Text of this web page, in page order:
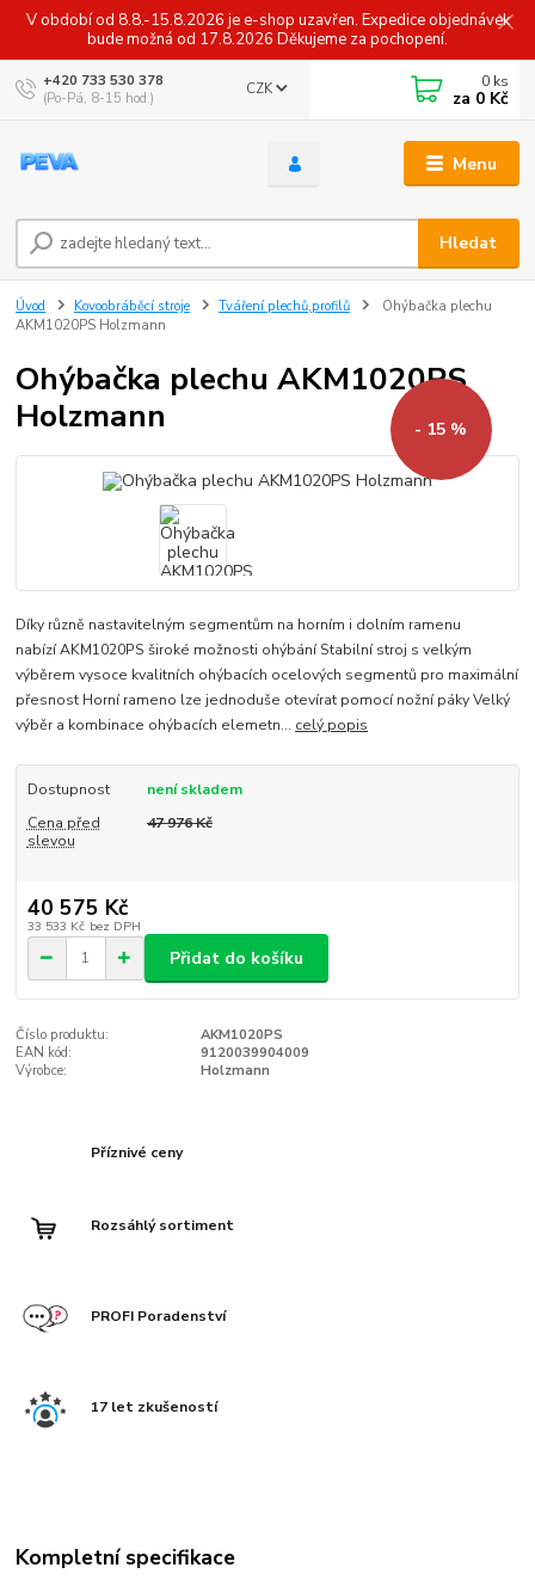
V období od 8.8.-15.8.2026 je e-shop uzavřen. Expedice objednávek
bude možná od 17.8.2026 Děkujeme za pochopení.
Menu
CZK
Hledat
+420 733 530 378
(Po-Pá, 8-15 hod.)
0 ks
za 0 Kč
Úvod Kovoobráběcí stroje Tváření plechů,profilů
Ohýbačka plechu
AKM1020PS Holzmann
Ohýbačka plechu AKM1020PS
Holzmann
- 15 %
Díky různě nastavitelným segmentům na horním i dolním ramenu
nabízí AKM1020PS široké možnosti ohýbání Stabilní stroj s velkým
výběrem vysoce kvalitních ohýbacích ocelových segmentů pro maximální
přesnost Horní rameno lze jednoduše otevírat pomocí nožní páky Velký
výběr a kombinace ohýbacích elemetn... celý popis
Dostupnost
není skladem
Cena před
slevou
47 976 Kč
40 575 Kč
33 533 Kč bez DPH
Přidat do košíku
Číslo produktu:
AKM1020PS
EAN kód:
9120039904009
Výrobce:
Holzmann
Příznivé ceny
Rozsáhlý sortiment
PROFI Poradenství
17 let zkušeností
Kompletní specifikace